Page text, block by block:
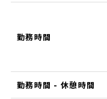
勤務時間
勤務時間 - 休憩時間